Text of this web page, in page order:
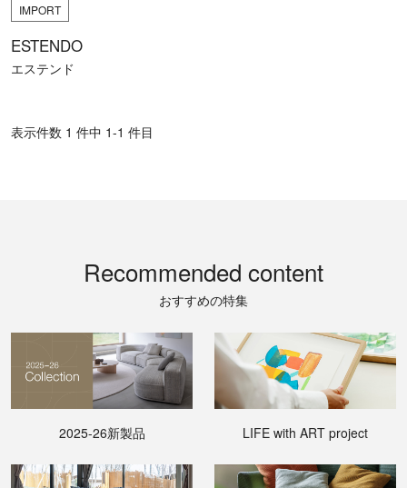
IMPORT
ESTENDO
エステンド
表⽰件数 1 件中 1-1 件目
Recommended content
おすすめの特集
2025-26新製品 LIFE with ART project